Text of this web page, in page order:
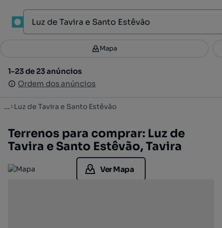
Filtros 2
1-23 de 23 anúncios
Ordem dos anúncios
Mapa
1-23 de 23 anúncios
Ordem dos anúncios
... Luz de Tavira e Santo Estêvão
Terrenos para comprar: Luz de
Tavira e Santo Estêvão, Tavira
Ver Mapa